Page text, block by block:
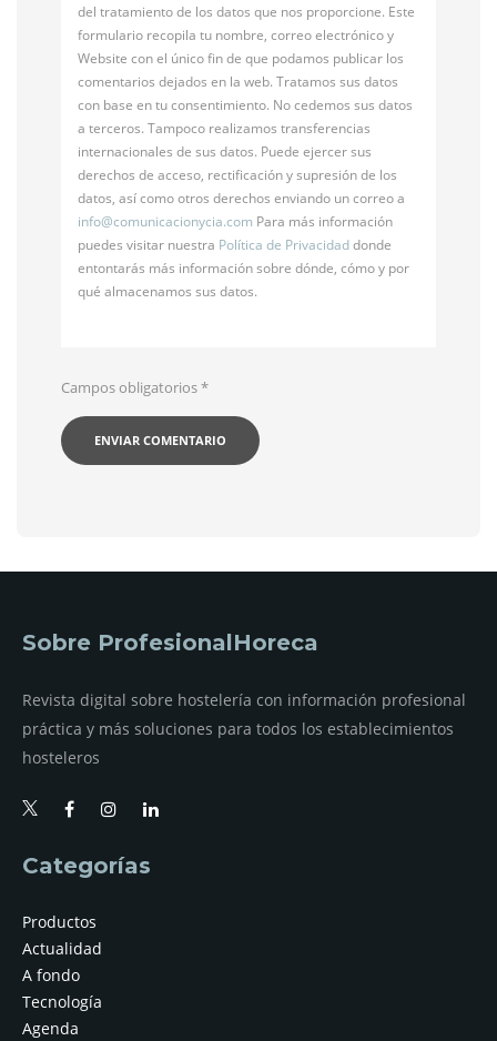
del tratamiento de los datos que nos proporcione. Este
formulario recopila tu nombre, correo electrónico y
Website con el único fin de que podamos publicar los
comentarios dejados en la web. Tratamos sus datos
con base en tu consentimiento. No cedemos sus datos
a terceros. Tampoco realizamos transferencias
internacionales de sus datos. Puede ejercer sus
derechos de acceso, rectificación y supresión de los
datos, así como otros derechos enviando un correo a
info@comunicacionycia.com Para más información
puedes visitar nuestra Política de Privacidaddonde
entontarás más información sobre dónde, cómo y por
qué almacenamos sus datos.
Campos obligatorios*
Sobre ProfesionalHoreca
Revista digital sobre hostelería con información profesional
práctica y más soluciones para todos los establecimientos
hosteleros
Categorías
Productos
Actualidad
A fondo
Tecnología
Agenda